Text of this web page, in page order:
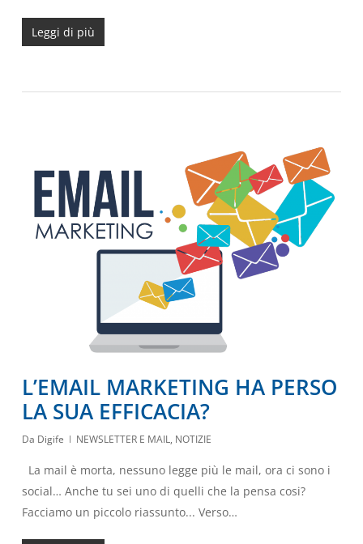
Leggi di più
L’EMAIL MARKETING HA PERSO
LA SUA EFFICACIA?
Da Digife NEWSLETTER E MAIL, NOTIZIE
La mail è morta, nessuno legge più le mail, ora ci sono i
social… Anche tu sei uno di quelli che la pensa cosi?
Facciamo un piccolo riassunto... Verso…